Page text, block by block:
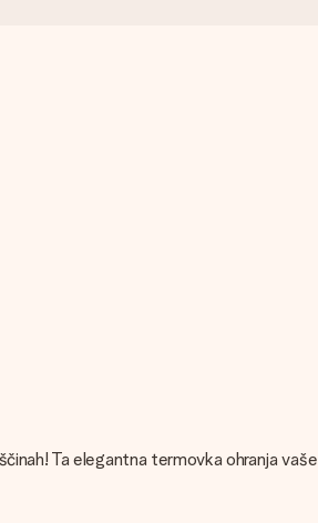
Ta elegantna termovka ohranja